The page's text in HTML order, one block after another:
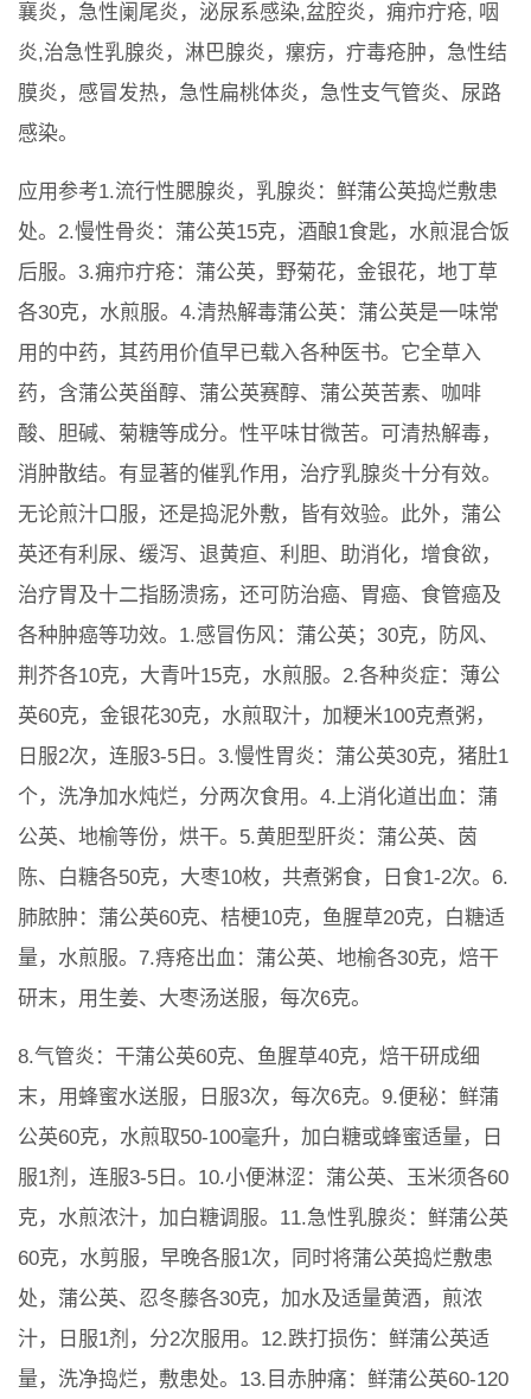
襄炎，急性阑尾炎，泌尿系感染,盆腔炎，痈疖疔疮, 咽
炎,治急性乳腺炎，淋巴腺炎，瘰疠，疔毒疮肿，急性结
膜炎，感冒发热，急性扁桃体炎，急性支气管炎、尿路
感染。
应用参考1.流行性腮腺炎，乳腺炎：鲜蒲公英捣烂敷患
处。2.慢性骨炎：蒲公英15克，酒酿1食匙，水煎混合饭
后服。3.痈疖疔疮：蒲公英，野菊花，金银花，地丁草
各30克，水煎服。4.清热解毒蒲公英：蒲公英是一味常
用的中药，其药用价值早已载入各种医书。它全草入
药，含蒲公英甾醇、蒲公英赛醇、蒲公英苦素、咖啡
酸、胆碱、菊糖等成分。性平味甘微苦。可清热解毒，
消肿散结。有显著的催乳作用，治疗乳腺炎十分有效。
无论煎汁口服，还是捣泥外敷，皆有效验。此外，蒲公
英还有利尿、缓泻、退黄疸、利胆、助消化，增食欲，
治疗胃及十二指肠溃疡，还可防治癌、胃癌、食管癌及
各种肿癌等功效。1.感冒伤风：蒲公英；30克，防风、
荆芥各10克，大青叶15克，水煎服。2.各种炎症：薄公
英60克，金银花30克，水煎取汁，加粳米100克煮粥，
日服2次，连服3-5日。3.慢性胃炎：蒲公英30克，猪肚1
个，洗净加水炖烂，分两次食用。4.上消化道出血：蒲
公英、地榆等份，烘干。5.黄胆型肝炎：蒲公英、茵
陈、白糖各50克，大枣10枚，共煮粥食，日食1-2次。6.
肺脓肿：蒲公英60克、桔梗10克，鱼腥草20克，白糖适
量，水煎服。7.痔疮出血：蒲公英、地榆各30克，焙干
研末，用生姜、大枣汤送服，每次6克。
8.气管炎：干蒲公英60克、鱼腥草40克，焙干研成细
末，用蜂蜜水送服，日服3次，每次6克。9.便秘：鲜蒲
公英60克，水煎取50-100毫升，加白糖或蜂蜜适量，日
服1剂，连服3-5日。10.小便淋涩：蒲公英、玉米须各60
克，水煎浓汁，加白糖调服。11.急性乳腺炎：鲜蒲公英
60克，水剪服，早晚各服1次，同时将蒲公英捣烂敷患
处，蒲公英、忍冬藤各30克，加水及适量黄酒，煎浓
汁，日服1剂，分2次服用。12.跌打损伤：鲜蒲公英适
量，洗净捣烂，敷患处。13.目赤肿痛：鲜蒲公英60-120